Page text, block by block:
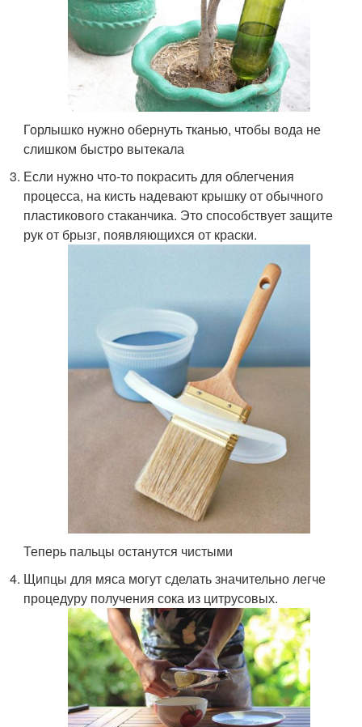
Горлышко нужно обернуть тканью, чтобы вода не
слишком быстро вытекала
Если нужно что-то покрасить для облегчения
процесса, на кисть надевают крышку от обычного
пластикового стаканчика. Это способствует защите
рук от брызг, появляющихся от краски.
Теперь пальцы останутся чистыми
Щипцы для мяса могут сделать значительно легче
процедуру получения сока из цитрусовых.